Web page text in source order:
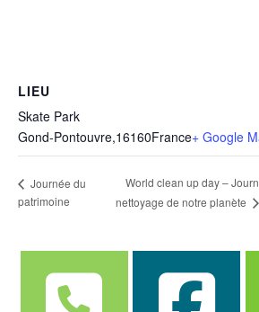
LIEU
Skate Park
Gond-Pontouvre,16160France+ Google
Journée du
patrimoine
World clean up day –
nettoyage de notre planète